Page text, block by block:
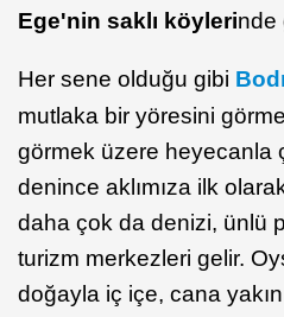
Ege'nin saklı köylerinde
Her sene olduğu gibi
mutlaka bir yöresini
görmek üzere heyecanla
denince aklımıza ilk
daha çok da denizi, ünlü
turizm merkezleri gelir.
doğayla iç içe, cana